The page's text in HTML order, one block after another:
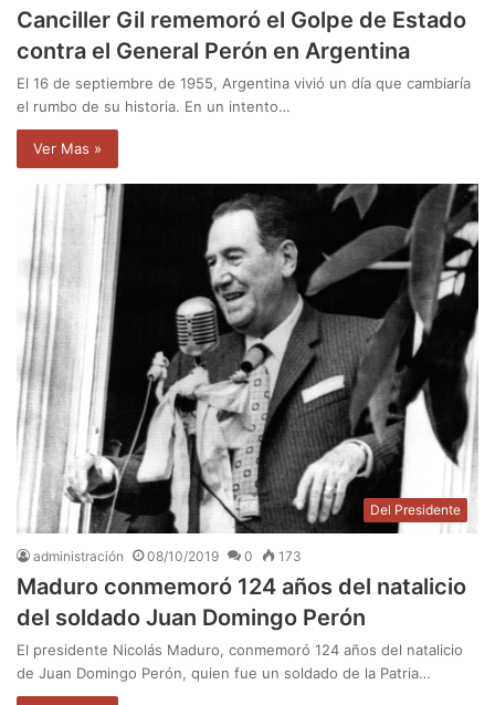
Canciller Gil rememoró el Golpe de Estado
contra el General Perón en Argentina
El 16 de septiembre de 1955, Argentina vivió un día que cambiaría
el rumbo de su historia. En un intento…
Ver Mas »
Del Presidente
administración 08/10/2019 0 173
Maduro conmemoró 124 años del natalicio
del soldado Juan Domingo Perón
El presidente Nicolás Maduro, conmemoró 124 años del natalicio
de Juan Domingo Perón, quien fue un soldado de la Patria…